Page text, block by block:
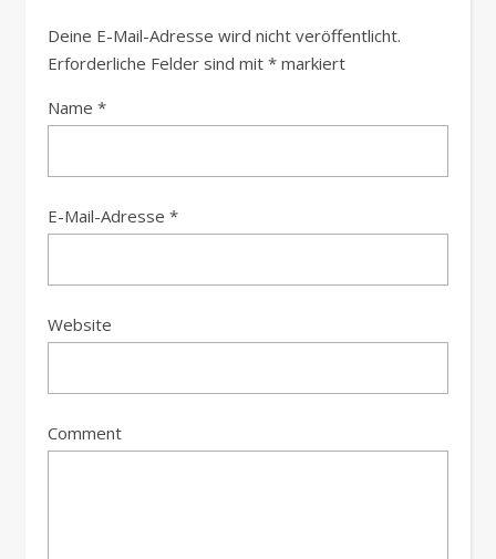
Deine E-Mail-Adresse wird nicht veröffentlicht.
Erforderliche Felder sind mit * markiert
Name *
E-Mail-Adresse *
Website
Comment